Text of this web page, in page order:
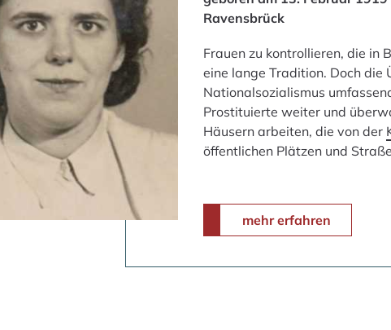
Ravensbrück
Frauen zu kontrollieren, die in
eine lange Tradition. Doch
Nationalsozialismus
Prostituierte weiter und
Häusern arbeiten, die von der
öffentlichen Plätzen und
mehr erfahren